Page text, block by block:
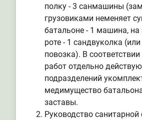
полку - 3 санмашины
грузовиками неменяет
батальоне - 1 машина, на
роте - 1 сандвуколка
повозка). В
работ отдельно
подразделений
медимущество
заставы.
Руководство санитарной